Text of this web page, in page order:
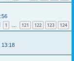
1 … 121 122 123 124
13:18